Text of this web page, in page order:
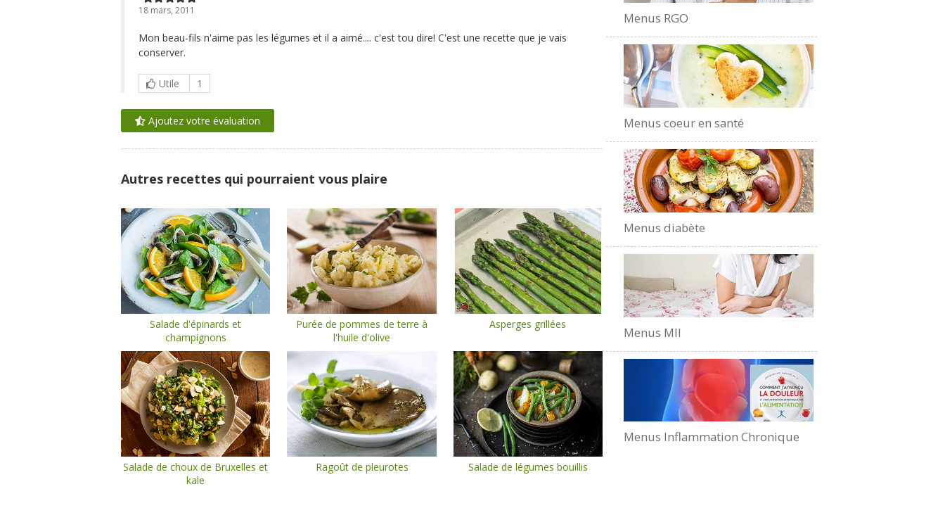
18 mars, 2011
Mon beau-fils n'aime pas les légumes et il a aimé.... c'est tou dire! C'est une recette que je vais
conserver.
Utile 1
Ajoutez votre évaluation
Autres recettes qui pourraient vous plaire
Salade d'épinards et
champignons
Purée de pommes de terre à
l'huile d'olive
Asperges grillées
Salade de choux de Bruxelles et
kale
Ragoût de pleurotes Salade de légumes bouillis
Menus RGO
Menus coeur en santé
Menus diabète
Menus MII
Menus Inflammation Chronique